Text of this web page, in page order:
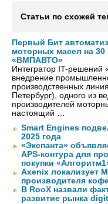
Статьи по схожей
Первый Бит
моторных масел на
«ВМПАВТО»
Интегратор IT-
внедрение
производственных
Петербург), одного из
производителей
настоящий …
Smart Engines
2025 года
«Экспанта»
APS-контура для
покупки
Axenix локализует
производителя
В RooX назвали
развитие рынка